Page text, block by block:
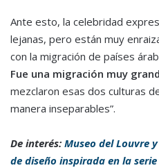
Ante esto, la celebridad
lejanas, pero están muy
con la migración de países
Fue una migración muy
mezclaron esas dos culturas
manera inseparables”.
De interés: Museo del Louvre
de diseño inspirada en la serie